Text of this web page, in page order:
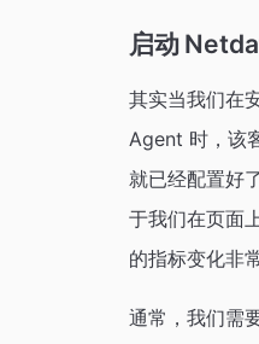
启动
其实当我们在
Agent 时，该
就已经配置好
于我们在页面
的指标变化非
通常，我们需